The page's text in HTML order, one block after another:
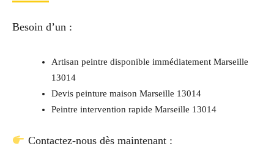
Besoin d’un :
Artisan peintre disponible immédiatement Marseille
13014
Devis peinture maison Marseille 13014
Peintre intervention rapide Marseille 13014
Contactez-nous dès maintenant :